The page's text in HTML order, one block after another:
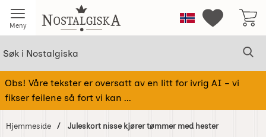
Meny Startsiden for NostalgiskaNorge Mine
Obs! Våre tekster er oversatt av en litt for ivrig AI – vi
fikser feilene så fort vi kan ...
Hjemmeside Juleskort nisse kjører tømmer med hester